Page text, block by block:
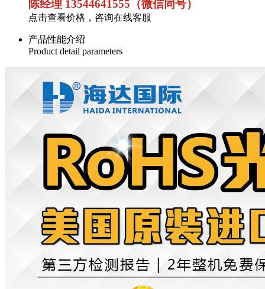
陈经理 13544641555（微信同号）
点击查看价格，咨询在线客服
产品性能介绍
Product detail parameters